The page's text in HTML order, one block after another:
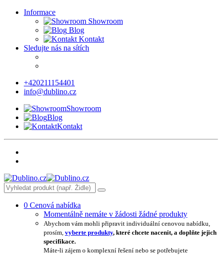
Informace
Showroom
Blog
Kontakt
Sledujte nás na sítích
+420211154401
info@dublino.cz
Showroom
Blog
Kontakt
0 Cenová nabídka
Momentálně nemáte v žádosti žádné produkty
Abychom vám mohli připravit individuální cenovou nabídku,
prosím, vyberte produkty, které chcete nacenit, a doplňte jejich
specifikace.
Máte-li zájem o komplexní řešení nebo se potřebujete